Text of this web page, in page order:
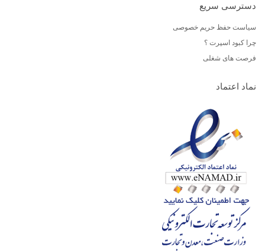
دسترسی سریع
سیاست حفظ حریم خصوصی
چرا کبود اسپرت ؟
فرصت های شغلی
نماد اعتماد